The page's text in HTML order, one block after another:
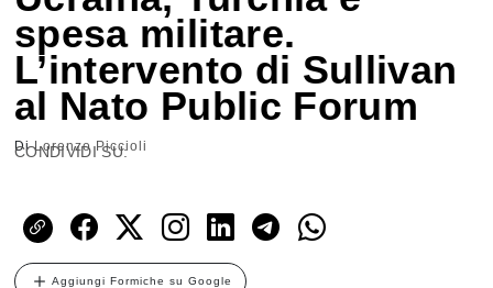
spesa militare.
L’intervento di Sullivan
al Nato Public Forum
DiLorenzo Piccioli
CONDIVIDI SU:
Aggiungi Formiche su Google